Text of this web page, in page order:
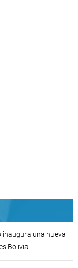
inaugura una nueva
Bolivia